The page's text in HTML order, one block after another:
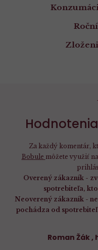
Za každý komentár,
Bobule môžete využiť
Overený zákazník -
spotrebiteľa,
Neoverený zákazník -
pochádza od
Roman Žák,